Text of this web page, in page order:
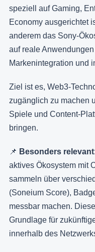
speziell auf Gaming,
Economy ausgerichtet
anderem das Sony-
auf reale
Markenintegration und
Ziel ist es, Web3-
zugänglich zu machen
Spiele und Content-
bringen.
📌 Besonders
aktives Ökosystem mit
sammeln über
(Soneium Score),
messbar machen.
Grundlage für
innerhalb des